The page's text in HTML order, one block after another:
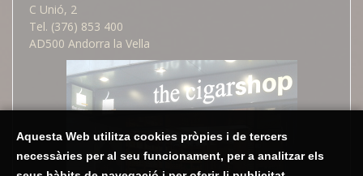
C Unió, 2
Tel. (376) 853 400
AD500 Andorra la Vella
Aquesta Web utilitza cookies pròpies i de tercers
necessàries per al seu funcionament, per a analitzar els